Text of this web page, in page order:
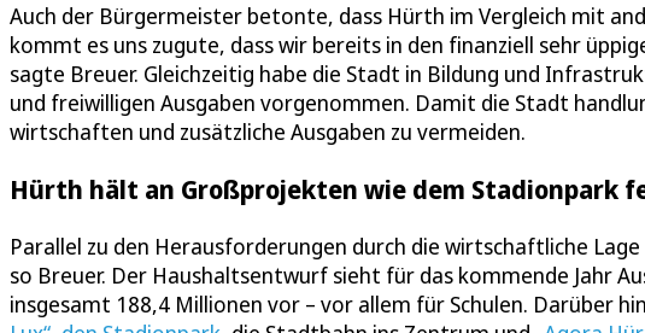
Auch der Bürgermeister betonte, dass Hürth im Vergleich mit
kommt es uns zugute, dass wir bereits in den finanziell sehr
sagte Breuer. Gleichzeitig habe die Stadt in Bildung und
und freiwilligen Ausgaben vorgenommen. Damit die Stadt
wirtschaften und zusätzliche Ausgaben zu vermeiden.
Hürth hält an Großprojekten wie dem Stadionpark
Parallel zu den Herausforderungen durch die wirtschaftliche
so Breuer. Der Haushaltsentwurf sieht für das kommende Jahr
insgesamt 188,4 Millionen vor – vor allem für Schulen. Darüber